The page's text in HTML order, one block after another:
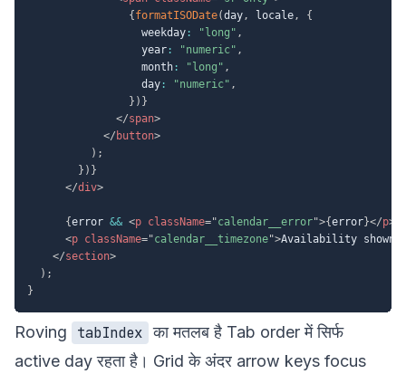
{ formatISODate(day, locale,
{
                  weekday
: "long" ,
                  year
: "numeric" ,
                  month
: "long" ,
                  day
: "numeric" ,
} ) }
</span>
</ button>
) ;
} ) }
</div>
{error && <p className="calendar__error">{error}</p>
<p className="calendar__timezone">Availability
</section>
) ;
}
Roving tabIndex का मतलब है Tab order में सिर्फ
active day रहता है। Grid के अंदर arrow keys focus